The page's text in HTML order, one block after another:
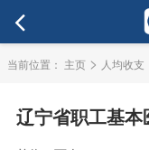
当前位置： 主页 > 人均收支
辽宁省职工基